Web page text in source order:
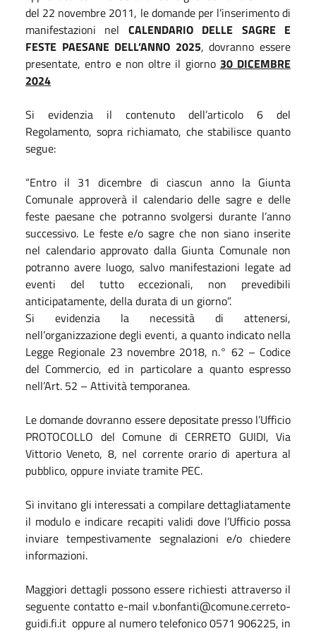
del 22 novembre 2011, le domande per l’inserimento di
manifestazioni nel CALENDARIO DELLE SAGRE E
FESTE PAESANE DELL’ANNO 2025, dovranno essere
presentate, entro e non oltre il giorno 30 DICEMBRE
2024
Si evidenzia il contenuto dell’articolo 6 del
Regolamento, sopra richiamato, che stabilisce quanto
segue:
“Entro il 31 dicembre di ciascun anno la Giunta
Comunale approverà il calendario delle sagre e delle
feste paesane che potranno svolgersi durante l’anno
successivo. Le feste e/o sagre che non siano inserite
nel calendario approvato dalla Giunta Comunale non
potranno avere luogo, salvo manifestazioni legate ad
eventi del tutto eccezionali, non prevedibili
anticipatamente, della durata di un giorno”.
Si evidenzia la necessità di attenersi,
nell’organizzazione degli eventi, a quanto indicato nella
Legge Regionale 23 novembre 2018, n.° 62 – Codice
del Commercio, ed in particolare a quanto espresso
nell’Art. 52 – Attività temporanea.
Le domande dovranno essere depositate presso l’Ufficio
PROTOCOLLO del Comune di CERRETO GUIDI, Via
Vittorio Veneto, 8, nel corrente orario di apertura al
pubblico, oppure inviate tramite PEC.
Si invitano gli interessati a compilare dettagliatamente
il modulo e indicare recapiti validi dove l’Ufficio possa
inviare tempestivamente segnalazioni e/o chiedere
informazioni.
Maggiori dettagli possono essere richiesti attraverso il
seguente contatto e-mail v.bonfanti@comune.cerreto-
guidi.fi.it oppure al numero telefonico 0571 906225, in